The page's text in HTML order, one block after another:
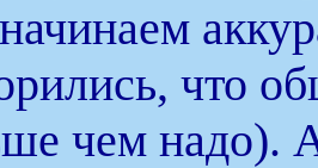
что
чем надо).